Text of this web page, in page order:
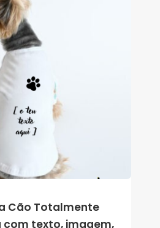
Cão Totalmente
com texto, imagem,